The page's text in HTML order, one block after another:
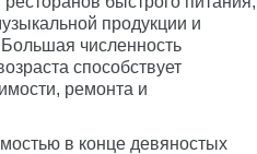
продукции и
численность
способствует
ремонта и
в конце девяностых